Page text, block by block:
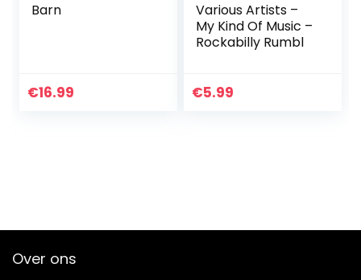
Barn
€16.99
Various Artists –
My Kind Of Music –
Rockabilly Rumbl
€5.99
Over ons